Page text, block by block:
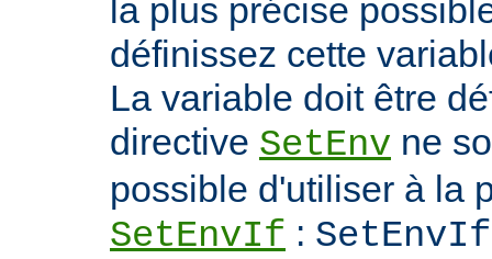
la plus précise
définissez cette
La variable doit être
directive SetEnv ne
possible d'utiliser à la
SetEnvIf :